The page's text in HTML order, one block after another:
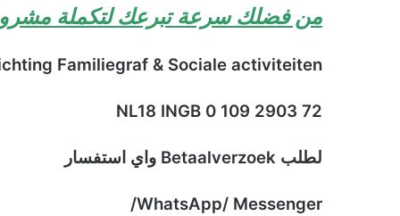
من فضلك سرعة تبرعك لتكملة
Familiegraf & Sociale activiteiten
NL18 INGB 0 109 2903 72
لطلب Betaalverzoek واي استفسار
WhatsApp/ Messenger/